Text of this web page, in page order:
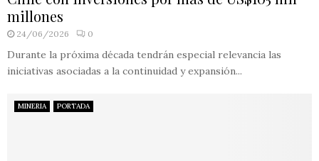
millones
24/06/2026 0
Durante la próxima década tendrán especial relevancia las
iniciativas asociadas a la continuidad y expansión...
MINERIA PORTADA